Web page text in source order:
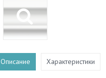
Описание Характеристики